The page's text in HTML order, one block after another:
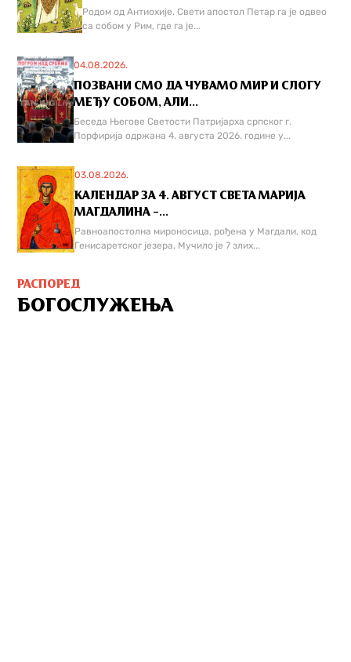
Родом од Антиохије. Свети апостол Петар га је одвео
са собом у Рим, где га је...
04.08.2026.
ПОЗВАНИ СМО ДА ЧУВАМО МИР И СЛОГУ
МЕЂУ СОБОМ, АЛИ...
Беседа Његове Светости Патријарха српског г.
Порфирија одржана 4. августа 2026. године у...
03.08.2026.
КАЛЕНДАР ЗА 4. АВГУСТ СВЕТА МАРИЈА
МАГДАЛИНА –...
Равноапостолна мироносица, рођена у Магдали, код
Генисаретског језера. Мучилo је 7 злих...
РАСПОРЕД
БОГОСЛУЖЕЊА